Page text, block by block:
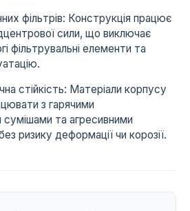
фільтрів: Конструкція працює
сили, що виключає
фільтрувальні елементи та
стійкість: Матеріали корпусу
з гарячими
сумішами та агресивними
ризику деформації чи корозії.